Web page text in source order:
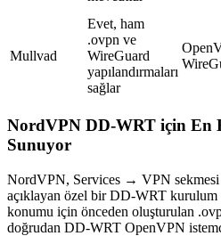
Mullvad
Evet, ham
.ovpn ve
WireGuard
yapılandırmaları
sağlar
NordVPN DD-WRT için En
Sunuyor
NordVPN, Services → VPN sekmesi
açıklayan özel bir DD-WRT kurulum
konumu için önceden oluşturulan
doğrudan DD-WRT OpenVPN istemci